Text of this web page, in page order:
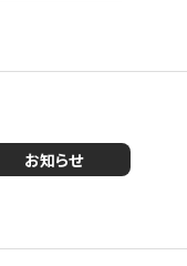
お知らせ